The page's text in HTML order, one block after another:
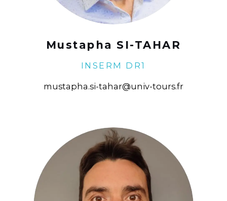
Mustapha SI-TAHAR
INSERM DR1
mustapha.si-tahar@univ-tours.fr